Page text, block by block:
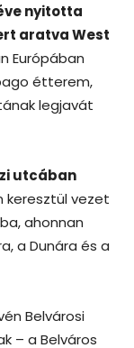
nyitotta
aratva West
Európában
étterem,
legjavát
utcában
vezet
ahonnan
a Dunára és a
Belvárosi
– a Belváros